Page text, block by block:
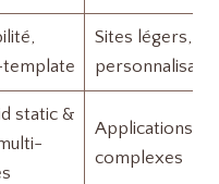
Sites légers,
static &
Applications
complexes